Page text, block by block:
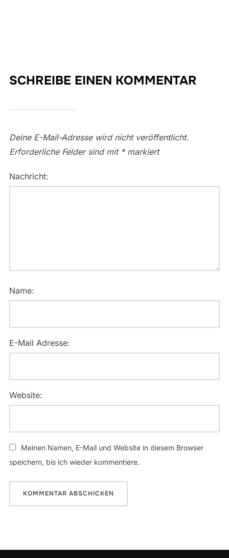
SCHREIBE EINEN KOMMENTAR
Deine E-Mail-Adresse wird nicht veröffentlicht.
Erforderliche Felder sind mit *markiert
Nachricht:
Name:
E-Mail Adresse:
Website:
Meinen Namen, E-Mail und Website in diesem Browser
speichern, bis ich wieder kommentiere.